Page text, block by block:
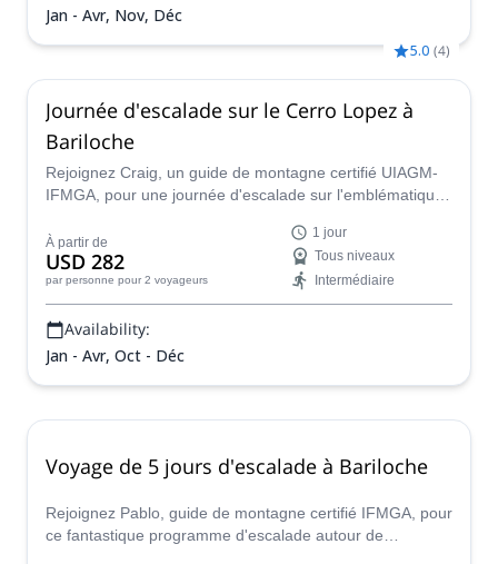
Jan - Avr, Nov, Déc
5.0 (4)
Journée d'escalade sur le Cerro Lopez à
Bariloche
Rejoignez Craig, un guide de montagne certifié UIAGM-
IFMGA, pour une journée d'escalade sur l'emblématique
À partir de
USD 282
par personne pour 2 voyageurs
1 jour
Tous niveaux
Intermédiaire
Availability:
Jan - Avr, Oct - Déc
Voyage de 5 jours d'escalade à Bariloche
Rejoignez Pablo, guide de montagne certifié IFMGA, pour
ce fantastique programme d'escalade autour de